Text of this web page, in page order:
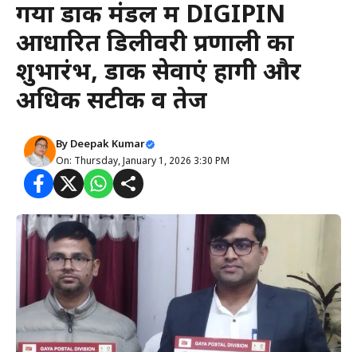
गया डाक मंडल में DIGIPIN
आधारित डिलीवरी प्रणाली का
शुभारंभ, डाक सेवाएं होंगी और
अधिक सटीक व तेज
By Deepak Kumar
On: Thursday, January 1, 2026 3:30 PM